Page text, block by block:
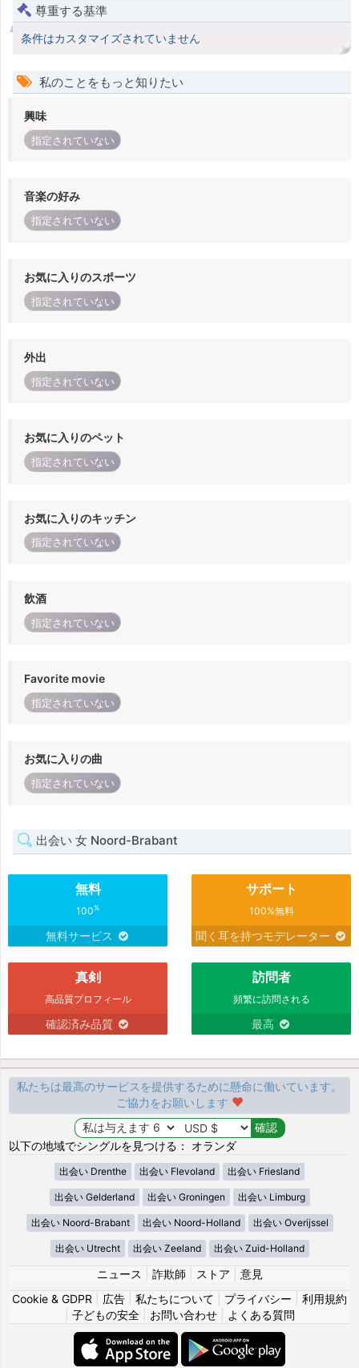
尊重する基準
条件はカスタマイズされていません
私のことをもっと知りたい
興味
指定されていない
音楽の好み
指定されていない
お気に入りのスポーツ
指定されていない
外出
指定されていない
お気に入りのペット
指定されていない
お気に入りのキッチン
指定されていない
飲酒
指定されていない
Favorite movie
指定されていない
お気に入りの曲
指定されていない
出会い 女 Noord-Brabant
無料
100%
無料サービス
サポート
100%無料
聞く耳を持つモデレーター
真剣
高品質プロフィール
確認済み品質
訪問者
頻繁に訪問される
最高
私たちは最高のサービスを提供するために懸命に働いています。
ご協力をお願いします
以下の地域でシングルを見つける： オランダ
出会い Drenthe 出会い Flevoland 出会い Friesland
出会い Gelderland 出会い Groningen 出会い Limburg
出会い Noord-Brabant 出会い Noord-Holland 出会い Overijssel
出会い Utrecht 出会い Zeeland 出会い Zuid-Holland
ニュース 詐欺師 ストア
意見
Cookie & GDPR
広告 私たちについて プライバシー
利用規約
子どもの安全| お問い合わせ| よくある質問